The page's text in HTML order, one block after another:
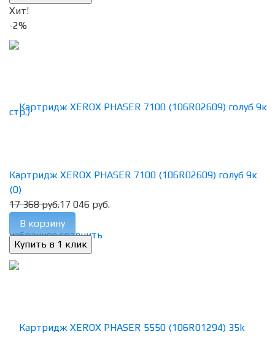
Хит!
-2%
избранное сравнить
Картридж XEROX PHASER 7100 (106R02609) голуб 9к
(0)
17 368 руб.17 046 руб.
В корзину